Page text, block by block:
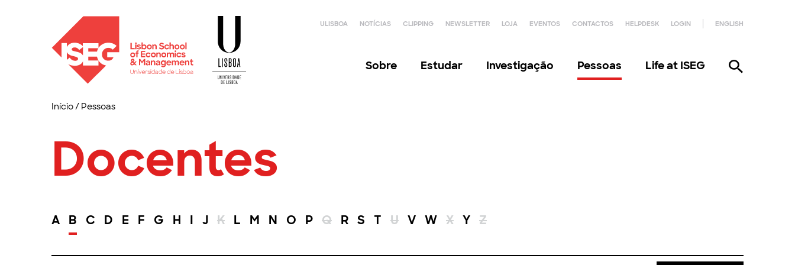
ULISBOA NOTÍCIAS CLIPPING NEWSLETTER LOJA EVENTOS CONTACTOS HELPDESK LOGIN ENGLISH
Sobre Estudar Investigação Pessoas Life at ISEG
Início/ Pessoas
Docentes
A B C D E F G H I J K L M N O P Q R S T U V W X Y Z